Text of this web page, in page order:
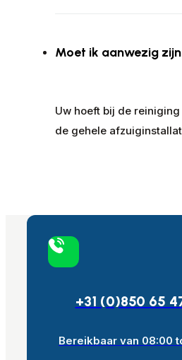
Moet ik aanwezig
Uw hoeft bij de
de gehele
+31 (0)850 65
Bereikbaar van 08:00